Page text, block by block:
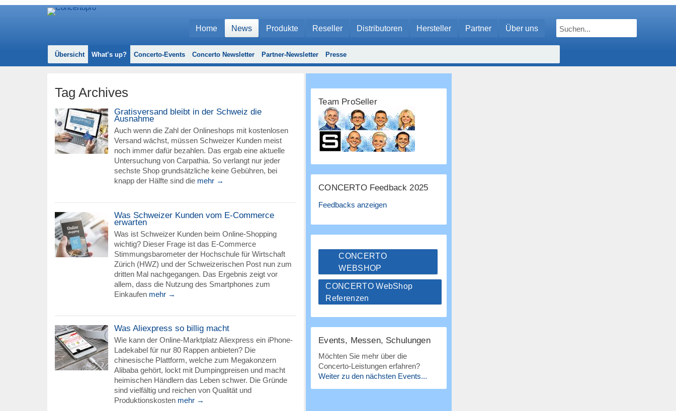
Home News Produkte Reseller Distributoren Hersteller Partner Über uns
Übersicht What’s up? Concerto-Events Concerto Newsletter Partner-Newsletter Presse
Tag Archives
Gratisversand bleibt in der Schweiz die
Ausnahme
Auch wenn die Zahl der Onlineshops mit kostenlosen
Versand wächst, müssen Schweizer Kunden meist
noch immer dafür bezahlen. Das ergab eine aktuelle
Untersuchung von Carpathia. So verlangt nur jeder
sechste Shop grundsätzliche keine Gebühren, bei
knapp der Hälfte sind die mehr →
Was Schweizer Kunden vom E-Commerce
erwarten
Was ist Schweizer Kunden beim Online-Shopping
wichtig? Dieser Frage ist das E-Commerce
Stimmungsbarometer der Hochschule für Wirtschaft
Zürich (HWZ) und der Schweizerischen Post nun zum
dritten Mal nachgegangen. Das Ergebnis zeigt vor
allem, dass die Nutzung des Smartphones zum
Einkaufen mehr →
Was Aliexpress so billig macht
Wie kann der Online-Marktplatz Aliexpress ein iPhone-
Ladekabel für nur 80 Rappen anbieten? Die
chinesische Plattform, welche zum Megakonzern
Alibaba gehört, lockt mit Dumpingpreisen und macht
heimischen Händlern das Leben schwer. Die Gründe
sind vielfältig und reichen von Qualität und
Produktionskosten mehr →
Team ProSeller
CONCERTO Feedback 2025
Feedbacks anzeigen
CONCERTO
WEBSHOP
CONCERTO WebShop
Referenzen
Events, Messen, Schulungen
Möchten Sie mehr über die
Concerto-Leistungen erfahren?
Weiter zu den nächsten Events...